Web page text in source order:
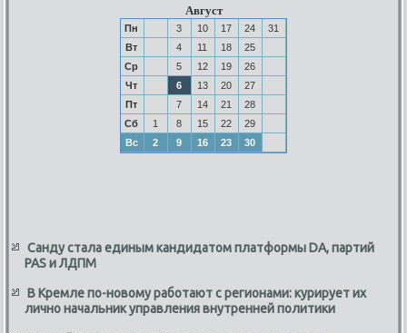
Август
Пн 3 10 17 24
31
Вт
4 11 18
25
Ср
5 12 19
26
Чт
6 13 20
27
Пт
7 14 21
28
Сб
1 8 15 22
29
Вс
2 9 16 23 30
Санду стала единым кандидатом платформы DA, партий
PAS и ЛДПМ
В Кремле по-новому работают с регионами: курирует их
лично начальник управления внутренней политики